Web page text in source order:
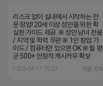
리스크 없이 실내에서 시작하는 전
문 창업! 20세 이상 성인을 위한 확
실한 가이드 제공. ※ 성인 남녀 전용
/ 지역 및 학력 무관 ※ 1인 창업 가
이드 / 컴퓨터만 있으면 OK ※ 월 평
균 500+ 안정적 캐시카우 확보
2026-04-17 15:53 댓글: 0개